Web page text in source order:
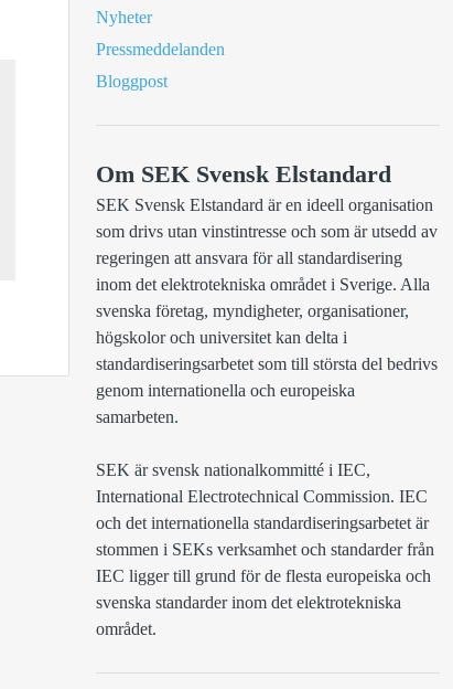
Nyheter
Pressmeddelanden
Bloggpost
Om SEK Svensk Elstandard
SEK Svensk Elstandard är en ideell organisation
som drivs utan vinstintresse och som är utsedd av
regeringen att ansvara för all standardisering
inom det elektrotekniska området i Sverige. Alla
svenska företag, myndigheter, organisationer,
högskolor och universitet kan delta i
standardiseringsarbetet som till största del bedrivs
genom internationella och europeiska
samarbeten.
SEK är svensk nationalkommitté i IEC,
International Electrotechnical Commission. IEC
och det internationella standardiseringsarbetet är
stommen i SEKs verksamhet och standarder från
IEC ligger till grund för de flesta europeiska och
svenska standarder inom det elektrotekniska
området.